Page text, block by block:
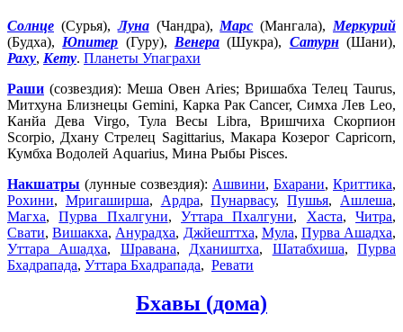
Солнце (Сурья),Луна(Чандра), Марс (Мангала), Меркурий
(Будха), Юпитер (Гуру), Венера (Шукра), Сатурн(Шани),
Раху, Кету. Планеты Упаграхи
Раши (созвездия): Меша Овен Aries; Вришабха Телец Taurus,
Митхуна Близнецы Gemini, Карка Рак Cancer, Симха Лев Leo,
Канйа Дева Virgo, Тула Весы Libra, Вришчиха Скорпион
Scorpio, Дхану Стрелец Sagittarius, Макара Козерог Capricorn,
Кумбха Водолей Aquarius, Мина Рыбы Pisces.
Накшатры (лунные созвездия): Ашвини, Бхарани, Криттика,
Рохини, Мригаширша, Ардра,Пунарвасу,Пушья, Ашлеша,
Магха,Пурва Пхалгуни,Уттара Пхалгуни, Хаста,Читра,
Свати,Вишакха, Анурадха, Джйешттха, Мула, Пурва Ашадха,
Уттара Ашадха, Шравана, Дхаништха, Шатабхиша,Пурва
Бхадрапада, Уттара Бхадрапада, Ревати
Бхавы (дома)